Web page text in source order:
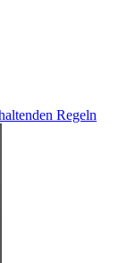
Regeln